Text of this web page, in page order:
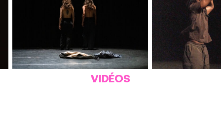
VIDÉOS